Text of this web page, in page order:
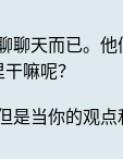
聊天而已。
嘛呢？
是当你的观